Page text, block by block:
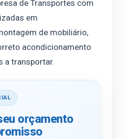
de Transportes com
em
de mobiliário,
acondicionamento
a transportar.
orçamento